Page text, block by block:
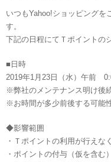
いつもYahoo!ショッピングを
す。
下記の日程にてＴポイントの
■日時
2019年1月23日（水）午前
※弊社のメンテナンス明け後
※お時間が多少前後する可能
◆影響範囲
・Ｔポイントの利用が行えな
・ポイントの付与（仮を含む